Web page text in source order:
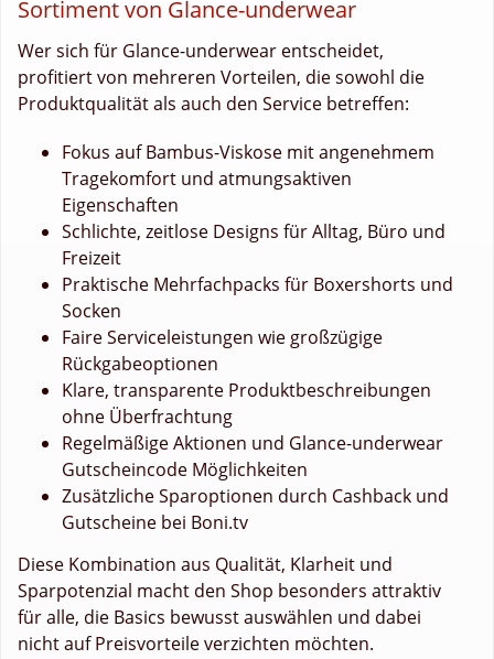
Sortiment von Glance-underwear
Wer sich für Glance-underwear entscheidet,
profitiert von mehreren Vorteilen, die sowohl die
Produktqualität als auch den Service betreffen:
Fokus auf Bambus-Viskose mit angenehmem
Tragekomfort und atmungsaktiven
Eigenschaften
Schlichte, zeitlose Designs für Alltag, Büro und
Freizeit
Praktische Mehrfachpacks für Boxershorts und
Socken
Faire Serviceleistungen wie großzügige
Rückgabeoptionen
Klare, transparente Produktbeschreibungen
ohne Überfrachtung
Regelmäßige Aktionen und Glance-underwear
Gutscheincode Möglichkeiten
Zusätzliche Sparoptionen durch Cashback und
Gutscheine bei Boni.tv
Diese Kombination aus Qualität, Klarheit und
Sparpotenzial macht den Shop besonders attraktiv
für alle, die Basics bewusst auswählen und dabei
nicht auf Preisvorteile verzichten möchten.